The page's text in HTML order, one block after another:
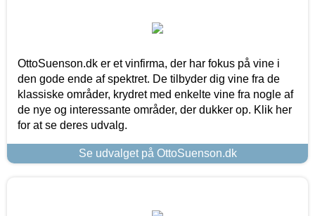
OttoSuenson.dk er et vinfirma, der har fokus på vine i
den gode ende af spektret. De tilbyder dig vine fra de
klassiske områder, krydret med enkelte vine fra nogle af
de nye og interessante områder, der dukker op. Klik her
for at se deres udvalg.
Se udvalget på OttoSuenson.dk